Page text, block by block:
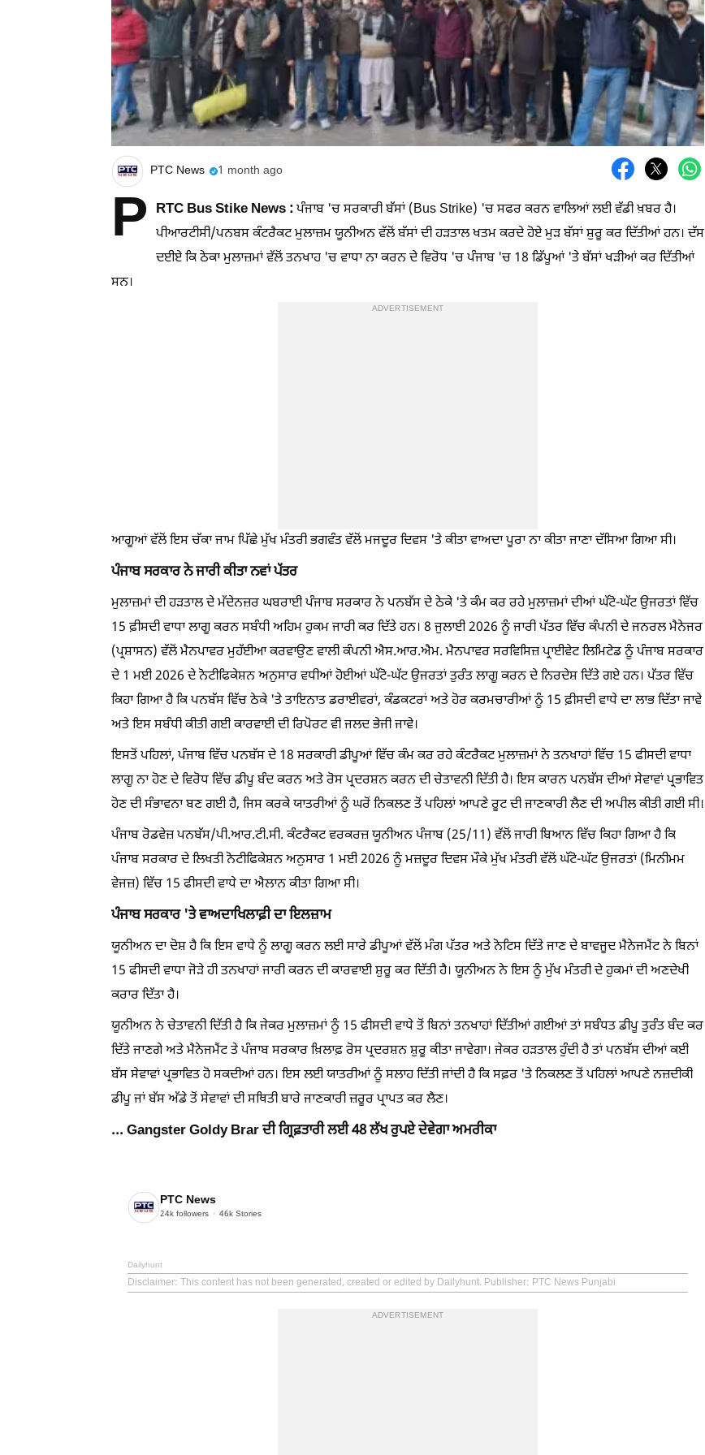
PTC News 1 month ago
P RTC Bus Stike News :ਪੰਜਾਬ 'ਚ ਸਰਕਾਰੀ ਬੱਸਾਂ (Bus Strike) 'ਚ ਸਫਰ ਕਰਨ ਵਾਲਿਆਂ ਲਈ ਵੱਡੀ ਖ਼ਬਰ ਹੈ।
ਪੀਆਰਟੀਸੀ/ਪਨਬਸ ਕੰਟਰੈਕਟ ਮੁਲਾਜ਼ਮ ਯੂਨੀਅਨ ਵੱਲੋਂ ਬੱਸਾਂ ਦੀ ਹੜਤਾਲ ਖਤਮ ਕਰਦੇ ਹੋਏ ਮੁੜ ਬੱਸਾਂ ਸ਼ੁਰੂ ਕਰ ਦਿੱਤੀਆਂ ਹਨ। ਦੱਸ
ਦਈਏ ਕਿ ਠੇਕਾ ਮੁਲਾਜ਼ਮਾਂ ਵੱਲੋਂ ਤਨਖਾਹ 'ਚ ਵਾਧਾ ਨਾ ਕਰਨ ਦੇ ਵਿਰੋਧ 'ਚ ਪੰਜਾਬ 'ਚ 18 ਡਿੱਪੂਆਂ 'ਤੇ ਬੱਸਾਂ ਖੜੀਆਂ ਕਰ ਦਿੱਤੀਆਂ
ਸਨ।
ADVERTISEMENT
ਆਗੂਆਂ ਵੱਲੋਂ ਇਸ ਚੱਕਾ ਜਾਮ ਪਿੱਛੇ ਮੁੱਖ ਮੰਤਰੀ ਭਗਵੰਤ ਵੱਲੋਂ ਮਜਦੂਰ ਦਿਵਸ 'ਤੇ ਕੀਤਾ ਵਾਅਦਾ ਪੂਰਾ ਨਾ ਕੀਤਾ ਜਾਣਾ ਦੱਸਿਆ ਗਿਆ ਸੀ।
ਪੰਜਾਬ ਸਰਕਾਰ ਨੇ ਜਾਰੀ ਕੀਤਾ ਨਵਾਂ ਪੱਤਰ
ਮੁਲਾਜ਼ਮਾਂ ਦੀ ਹੜਤਾਲ ਦੇ ਮੱਦੇਨਜ਼ਰ ਘਬਰਾਈ ਪੰਜਾਬ ਸਰਕਾਰ ਨੇ ਪਨਬੱਸ ਦੇ ਠੇਕੇ 'ਤੇ ਕੰਮ ਕਰ ਰਹੇ ਮੁਲਾਜ਼ਮਾਂ ਦੀਆਂ ਘੱਟੋ-ਘੱਟ ਉਜਰਤਾਂ ਵਿੱਚ
15 ਫ਼ੀਸਦੀ ਵਾਧਾ ਲਾਗੂ ਕਰਨ ਸਬੰਧੀ ਅਹਿਮ ਹੁਕਮ ਜਾਰੀ ਕਰ ਦਿੱਤੇ ਹਨ। 8 ਜੁਲਾਈ 2026 ਨੂੰ ਜਾਰੀ ਪੱਤਰ ਵਿੱਚ ਕੰਪਨੀ ਦੇ ਜਨਰਲ ਮੈਨੇਜਰ
(ਪ੍ਰਸ਼ਾਸਨ) ਵੱਲੋਂ ਮੈਨਪਾਵਰ ਮੁਹੱਈਆ ਕਰਵਾਉਣ ਵਾਲੀ ਕੰਪਨੀ ਐਸ.ਆਰ.ਐਮ. ਮੈਨਪਾਵਰ ਸਰਵਿਸਿਜ਼ ਪ੍ਰਾਈਵੇਟ ਲਿਮਿਟੇਡ ਨੂੰ ਪੰਜਾਬ ਸਰਕਾਰ
ਦੇ 1 ਮਈ 2026 ਦੇ ਨੋਟੀਫਿਕੇਸ਼ਨ ਅਨੁਸਾਰ ਵਧੀਆਂ ਹੋਈਆਂ ਘੱਟੋ-ਘੱਟ ਉਜਰਤਾਂ ਤੁਰੰਤ ਲਾਗੂ ਕਰਨ ਦੇ ਨਿਰਦੇਸ਼ ਦਿੱਤੇ ਗਏ ਹਨ। ਪੱਤਰ ਵਿੱਚ
ਕਿਹਾ ਗਿਆ ਹੈ ਕਿ ਪਨਬੱਸ ਵਿੱਚ ਠੇਕੇ 'ਤੇ ਤਾਇਨਾਤ ਡਰਾਈਵਰਾਂ, ਕੰਡਕਟਰਾਂ ਅਤੇ ਹੋਰ ਕਰਮਚਾਰੀਆਂ ਨੂੰ 15 ਫ਼ੀਸਦੀ ਵਾਧੇ ਦਾ ਲਾਭ ਦਿੱਤਾ ਜਾਵੇ
ਅਤੇ ਇਸ ਸਬੰਧੀ ਕੀਤੀ ਗਈ ਕਾਰਵਾਈ ਦੀ ਰਿਪੋਰਟ ਵੀ ਜਲਦ ਭੇਜੀ ਜਾਵੇ।
ਇਸਤੋਂ ਪਹਿਲਾਂ, ਪੰਜਾਬ ਵਿੱਚ ਪਨਬੱਸ ਦੇ 18 ਸਰਕਾਰੀ ਡੀਪੂਆਂ ਵਿੱਚ ਕੰਮ ਕਰ ਰਹੇ ਕੰਟਰੈਕਟ ਮੁਲਾਜ਼ਮਾਂ ਨੇ ਤਨਖਾਹਾਂ ਵਿੱਚ 15 ਫੀਸਦੀ ਵਾਧਾ
ਲਾਗੂ ਨਾ ਹੋਣ ਦੇ ਵਿਰੋਧ ਵਿੱਚ ਡੀਪੂ ਬੰਦ ਕਰਨ ਅਤੇ ਰੋਸ ਪ੍ਰਦਰਸ਼ਨ ਕਰਨ ਦੀ ਚੇਤਾਵਨੀ ਦਿੱਤੀ ਹੈ। ਇਸ ਕਾਰਨ ਪਨਬੱਸ ਦੀਆਂ ਸੇਵਾਵਾਂ ਪ੍ਰਭਾਵਿਤ
ਹੋਣ ਦੀ ਸੰਭਾਵਨਾ ਬਣ ਗਈ ਹੈ, ਜਿਸ ਕਰਕੇ ਯਾਤਰੀਆਂ ਨੂੰ ਘਰੋਂ ਨਿਕਲਣ ਤੋਂ ਪਹਿਲਾਂ ਆਪਣੇ ਰੂਟ ਦੀ ਜਾਣਕਾਰੀ ਲੈਣ ਦੀ ਅਪੀਲ ਕੀਤੀ ਗਈ ਸੀ।
ਪੰਜਾਬ ਰੋਡਵੇਜ਼ ਪਨਬੱਸ/ਪੀ.ਆਰ.ਟੀ.ਸੀ. ਕੰਟਰੈਕਟ ਵਰਕਰਜ਼ ਯੂਨੀਅਨ ਪੰਜਾਬ (25/11) ਵੱਲੋਂ ਜਾਰੀ ਬਿਆਨ ਵਿੱਚ ਕਿਹਾ ਗਿਆ ਹੈ ਕਿ
ਪੰਜਾਬ ਸਰਕਾਰ ਦੇ ਲਿਖਤੀ ਨੋਟੀਫਿਕੇਸ਼ਨ ਅਨੁਸਾਰ 1 ਮਈ 2026 ਨੂੰ ਮਜ਼ਦੂਰ ਦਿਵਸ ਮੌਕੇ ਮੁੱਖ ਮੰਤਰੀ ਵੱਲੋਂ ਘੱਟੋ-ਘੱਟ ਉਜਰਤਾਂ (ਮਿਨੀਮਮ
ਵੇਜਜ਼) ਵਿੱਚ 15 ਫੀਸਦੀ ਵਾਧੇ ਦਾ ਐਲਾਨ ਕੀਤਾ ਗਿਆ ਸੀ।
ਪੰਜਾਬ ਸਰਕਾਰ 'ਤੇ ਵਾਅਦਾਖਿਲਾਫ਼ੀ ਦਾ ਇਲਜ਼ਾਮ
ਯੂਨੀਅਨ ਦਾ ਦੋਸ਼ ਹੈ ਕਿ ਇਸ ਵਾਧੇ ਨੂੰ ਲਾਗੂ ਕਰਨ ਲਈ ਸਾਰੇ ਡੀਪੂਆਂ ਵੱਲੋਂ ਮੰਗ ਪੱਤਰ ਅਤੇ ਨੋਟਿਸ ਦਿੱਤੇ ਜਾਣ ਦੇ ਬਾਵਜੂਦ ਮੈਨੇਜਮੈਂਟ ਨੇ ਬਿਨਾਂ
15 ਫੀਸਦੀ ਵਾਧਾ ਜੋੜੇ ਹੀ ਤਨਖਾਹਾਂ ਜਾਰੀ ਕਰਨ ਦੀ ਕਾਰਵਾਈ ਸ਼ੁਰੂ ਕਰ ਦਿੱਤੀ ਹੈ। ਯੂਨੀਅਨ ਨੇ ਇਸ ਨੂੰ ਮੁੱਖ ਮੰਤਰੀ ਦੇ ਹੁਕਮਾਂ ਦੀ ਅਣਦੇਖੀ
ਕਰਾਰ ਦਿੱਤਾ ਹੈ।
ਯੂਨੀਅਨ ਨੇ ਚੇਤਾਵਨੀ ਦਿੱਤੀ ਹੈ ਕਿ ਜੇਕਰ ਮੁਲਾਜ਼ਮਾਂ ਨੂੰ 15 ਫੀਸਦੀ ਵਾਧੇ ਤੋਂ ਬਿਨਾਂ ਤਨਖਾਹਾਂ ਦਿੱਤੀਆਂ ਗਈਆਂ ਤਾਂ ਸਬੰਧਤ ਡੀਪੂ ਤੁਰੰਤ ਬੰਦ ਕਰ
ਦਿੱਤੇ ਜਾਣਗੇ ਅਤੇ ਮੈਨੇਜਮੈਂਟ ਤੇ ਪੰਜਾਬ ਸਰਕਾਰ ਖ਼ਿਲਾਫ਼ ਰੋਸ ਪ੍ਰਦਰਸ਼ਨ ਸ਼ੁਰੂ ਕੀਤਾ ਜਾਵੇਗਾ। ਜੇਕਰ ਹੜਤਾਲ ਹੁੰਦੀ ਹੈ ਤਾਂ ਪਨਬੱਸ ਦੀਆਂ ਕਈ
ਬੱਸ ਸੇਵਾਵਾਂ ਪ੍ਰਭਾਵਿਤ ਹੋ ਸਕਦੀਆਂ ਹਨ। ਇਸ ਲਈ ਯਾਤਰੀਆਂ ਨੂੰ ਸਲਾਹ ਦਿੱਤੀ ਜਾਂਦੀ ਹੈ ਕਿ ਸਫ਼ਰ 'ਤੇ ਨਿਕਲਣ ਤੋਂ ਪਹਿਲਾਂ ਆਪਣੇ ਨਜ਼ਦੀਕੀ
ਡੀਪੂ ਜਾਂ ਬੱਸ ਅੱਡੇ ਤੋਂ ਸੇਵਾਵਾਂ ਦੀ ਸਥਿਤੀ ਬਾਰੇ ਜਾਣਕਾਰੀ ਜ਼ਰੂਰ ਪ੍ਰਾਪਤ ਕਰ ਲੈਣ।
... Gangster Goldy Brar ਦੀ ਗ੍ਰਿਫ਼ਤਾਰੀ ਲਈ 48 ਲੱਖ ਰੁਪਏ ਦੇਵੇਗਾ ਅਮਰੀਕਾ
PTC News
24k followers 46k Stories
Dailyhunt
Disclaimer: This content has not been generated, created or edited by Dailyhunt. Publisher: PTC News Punjabi
ADVERTISEMENT